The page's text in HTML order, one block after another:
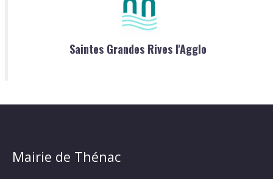
Saintes Grandes Rives l'Agglo
Mairie de Thénac